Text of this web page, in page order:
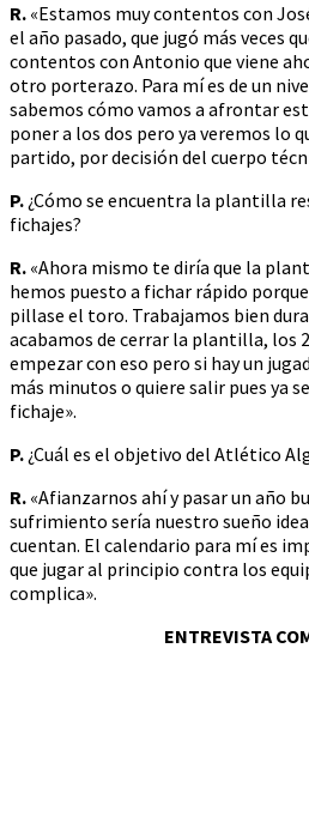
R. «Estamos muy contentos con
el año pasado, que jugó más veces
contentos con Antonio que viene
otro porterazo. Para mí es de un
sabemos cómo vamos a afrontar
poner a los dos pero ya veremos lo
partido, por decisión del cuerpo
P. ¿Cómo se encuentra la plantilla
fichajes?
R. «Ahora mismo te diría que la
hemos puesto a fichar rápido
pillase el toro. Trabajamos bien
acabamos de cerrar la plantilla, los
empezar con eso pero si hay un
más minutos o quiere salir pues ya
fichaje».
P. ¿Cuál es el objetivo del Atlético
R. «Afianzarnos ahí y pasar un año
sufrimiento sería nuestro sueño
cuentan. El calendario para mí es
que jugar al principio contra los
complica».
ENTREVISTA